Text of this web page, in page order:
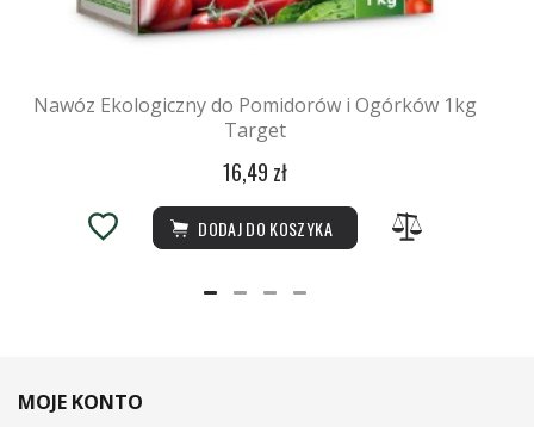
Nawóz Ekologiczny do Pomidorów i Ogórków 1kg
Target
16,49 zł
DODAJ DO KOSZYKA
MOJE KONTO